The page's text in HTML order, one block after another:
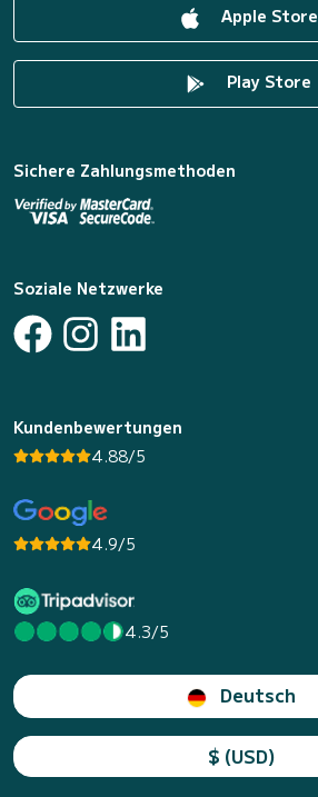
Apple Store
Play Store
Sichere Zahlungsmethoden
Soziale Netzwerke
Kundenbewertungen
4.88/5
4.9/5
4.3/5
Deutsch
$ (USD)